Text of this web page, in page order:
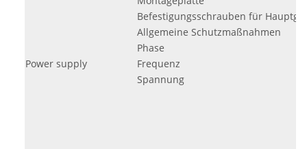
Befestigungsschrauben für
Allgemeine Schutzmaßnahmen
Power supply
Phase
Frequenz
Spannung